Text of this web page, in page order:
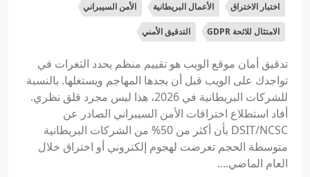
اختبار الاختراق الأعمال البريطانية الأمن السيبراني
الامتثال للائحة GDPR التدقيق الأمني
تدقيق أمان موقع الويب هو تقييم منظم يحدد الثغرات في
تواجدك على الويب قبل أن يجدها المهاجم ويستغلها. بالنسبة
للشركات البريطانية في 2026، هذا ليس مجرد قلق نظري.
أفاد استطلاع اختراقات الأمن السيبراني الصادر عن
DSIT/NCSC بأن أكثر من 50% من الشركات البريطانية
متوسطة الحجم تعرضت لهجوم إلكتروني أو اختراق خلال
العام الماضي....